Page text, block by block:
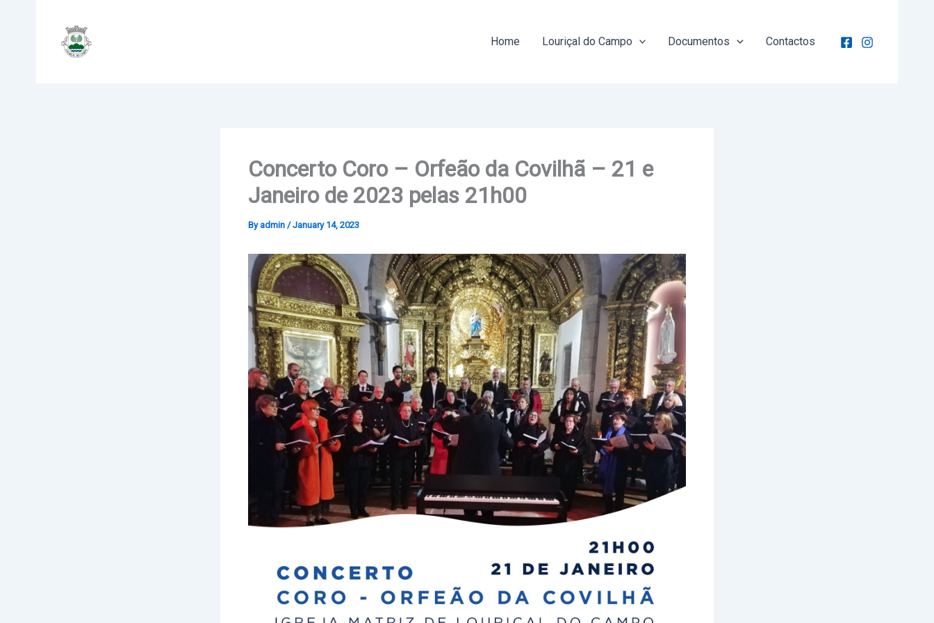
Home Louriçal do Campo Documentos Contactos
Concerto Coro – Orfeão da Covilhã – 21 e
Janeiro de 2023 pelas 21h00
By admin /January 14, 2023